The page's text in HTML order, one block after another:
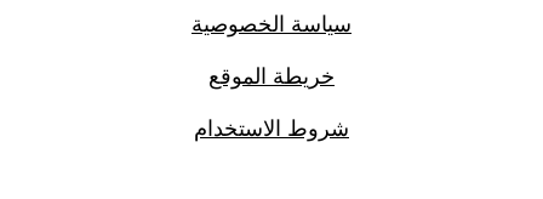
سياسة الخصوصية
خريطة الموقع
شروط الاستخدام